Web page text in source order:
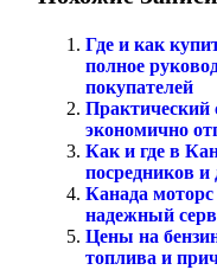
Где и как
полное
покупателей
Практический
экономично
Как и где в
посредников и
Канада
надежный
Цены на
топлива и